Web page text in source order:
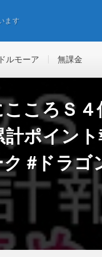
ます
ドルモーア 無課金
こころＳ
ポイント
#ドラゴ